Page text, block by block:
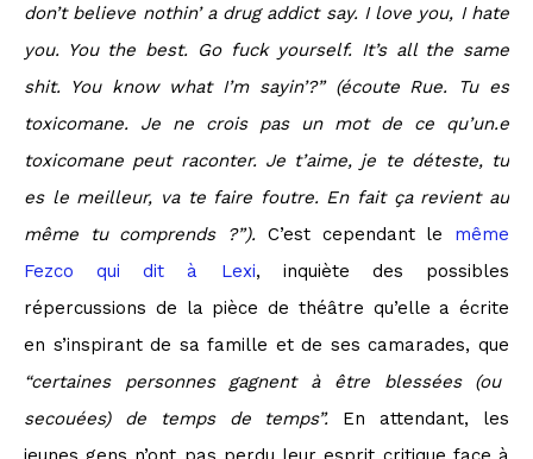
don’t believe nothin’ a drug addict say. I love you, I hate
you. You the best. Go fuck yourself. It’s all the same
shit. You know what I’m sayin’?” (écoute Rue. Tu es
toxicomane. Je ne crois pas un mot de ce qu’un.e
toxicomane peut raconter. Je t’aime, je te déteste, tu
es le meilleur, va te faire foutre. En fait ça revient au
même tu comprends ?”). C’est cependant le même
Fezco qui dit à Lexi, inquiète des possibles
répercussions de la pièce de théâtre qu’elle a écrite
en s’inspirant de sa famille et de ses camarades, que
“certaines personnes gagnent à être blessées (ou
secouées) de temps de temps”. En attendant, les